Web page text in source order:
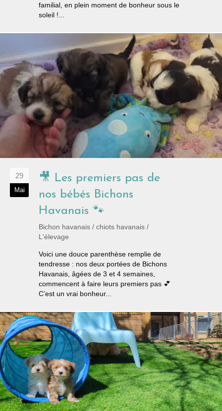
familial, en plein moment de bonheur sous le
soleil !...
29
Mai
🎥 Les premiers pas de
nos bébés Bichons
Havanais 🐾
Bichon havanais / chiots havanais /
L'élevage
Voici une douce parenthèse remplie de
tendresse : nos deux portées de Bichons
Havanais, âgées de 3 et 4 semaines,
commencent à faire leurs premiers pas 💕
C’est un vrai bonheur...